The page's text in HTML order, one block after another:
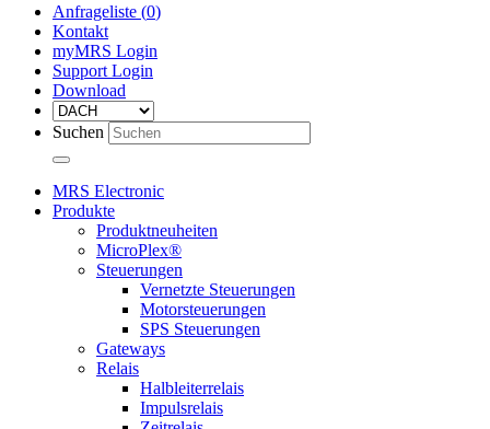
Anfrageliste (0)
Kontakt
myMRS Login
Support Login
Download
Suchen
MRS Electronic
Produkte
Produktneuheiten
MicroPlex®
Steuerungen
Vernetzte Steuerungen
Motorsteuerungen
SPS Steuerungen
Gateways
Relais
Halbleiterrelais
Impulsrelais